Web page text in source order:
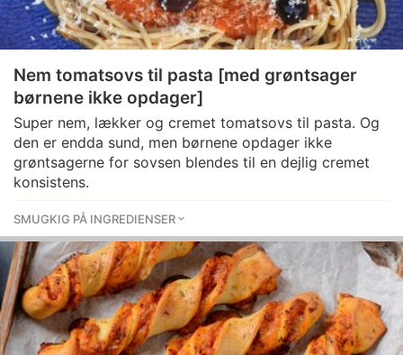
Nem tomatsovs til pasta [med grøntsager
børnene ikke opdager]
Super nem, lækker og cremet tomatsovs til pasta. Og
den er endda sund, men børnene opdager ikke
grøntsagerne for sovsen blendes til en dejlig cremet
konsistens.
SMUGKIG PÅ INGREDIENSER